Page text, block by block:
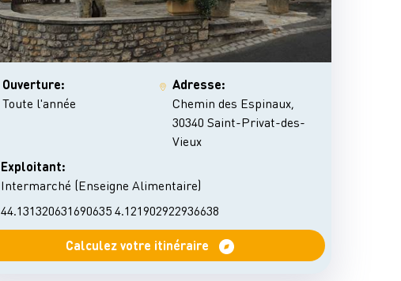
Ouverture:
Toute l'année
Adresse:
Chemin des Espinaux,
30340 Saint-Privat-des-
Vieux
Exploitant:
Intermarché (Enseigne Alimentaire)
44.131320631690635 4.121902922936638
Calculez votre itinéraire